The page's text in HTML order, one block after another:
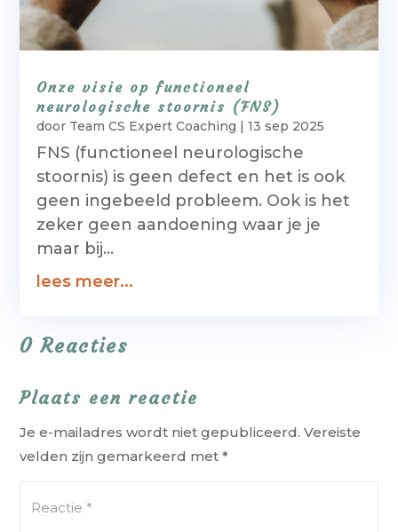
Onze visie op functioneel
neurologische stoornis (FNS)
door Team CS Expert Coaching |13 sep 2025
FNS (functioneel neurologische
stoornis) is geen defect en het is ook
geen ingebeeld probleem. Ook is het
zeker geen aandoening waar je je
maar bij...
lees meer...
0 Reacties
Plaats een reactie
Je e-mailadres wordt niet gepubliceerd. Vereiste
velden zijn gemarkeerd met*